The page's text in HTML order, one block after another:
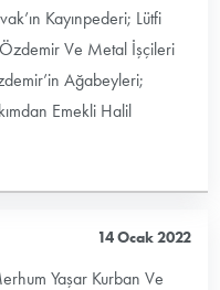
Kayınpederi; Lütfi
Ve Metal İşçileri
Ağabeyleri;
Emekli Halil
14 Ocak 2022
Yaşar Kurban Ve